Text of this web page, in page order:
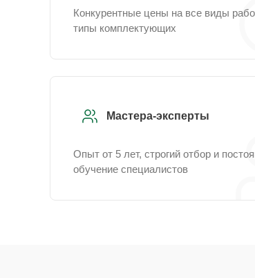
Конкурентные цены на все виды
типы комплектующих
Мастера-эксперты
Опыт от 5 лет, строгий отбор и
обучение специалистов